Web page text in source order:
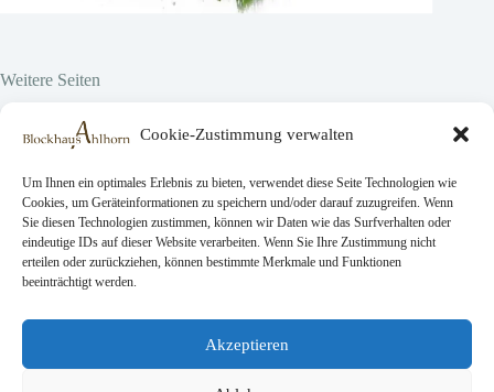
Cookie-Zustimmung verwalten
Um Ihnen ein optimales Erlebnis zu bieten, verwendet diese Seite Technologien wie
Cookies, um Geräteinformationen zu speichern und/oder darauf zuzugreifen. Wenn
Sie diesen Technologien zustimmen, können wir Daten wie das Surfverhalten oder
eindeutige IDs auf dieser Website verarbeiten. Wenn Sie Ihre Zustimmung nicht
erteilen oder zurückziehen, können bestimmte Merkmale und Funktionen
beeinträchtigt werden.
Akzeptieren
Weitere Seiten
Projekte
Über uns
Робочих місць
Rechtliche Seiten
AGB
Impressum